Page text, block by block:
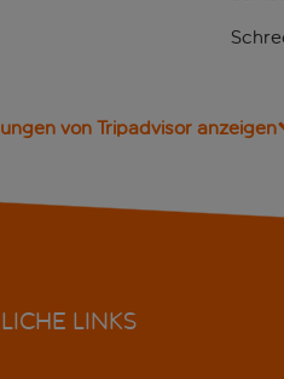
von Tripadvisor anzeigen
LINKS